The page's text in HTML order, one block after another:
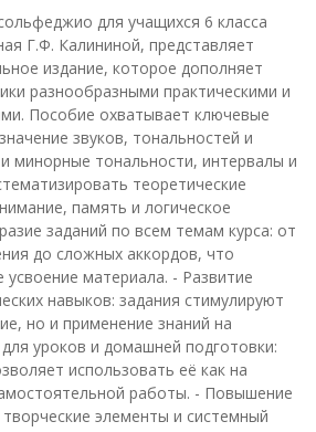
для учащихся 6 класса
Г.Ф. Калининой, представляет
издание, которое дополняет
разнообразными практическими и
Пособие охватывает ключевые
звуков, тональностей и
минорные тональности, интервалы и
теоретические
память и логическое
заданий по всем темам курса: от
до сложных аккордов, что
материала. - Развитие
навыков: задания стимулируют
но и применение знаний на
уроков и домашней подготовки:
использовать её как на
работы. - Повышение
элементы и системный